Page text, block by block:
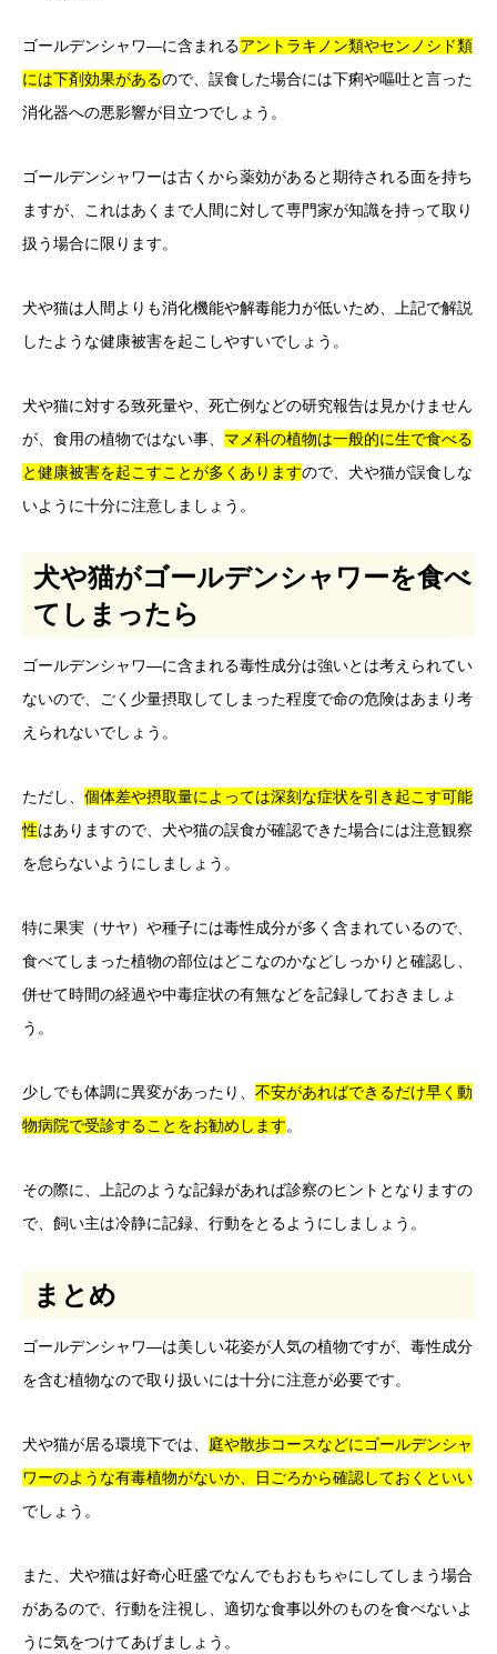
ゴールデンシャワ―に含まれるアントラキノン類やセンノシド類
には下剤効果があるので、誤食した場合には下痢や嘔吐と言った
消化器への悪影響が目立つでしょう。
ゴールデンシャワーは古くから薬効があると期待される面を持ち
ますが、これはあくまで人間に対して専門家が知識を持って取り
扱う場合に限ります。
犬や猫は人間よりも消化機能や解毒能力が低いため、上記で解説
したような健康被害を起こしやすいでしょう。
犬や猫に対する致死量や、死亡例などの研究報告は見かけません
が、食用の植物ではない事、 マメ科の植物は一般的に生で食べる
と健康被害を起こすことが多くありますので、犬や猫が誤食しな
いように十分に注意しましょう。
犬や猫がゴールデンシャワーを食べ
てしまったら
ゴールデンシャワ―に含まれる毒性成分は強いとは考えられてい
ないので、ごく少量摂取してしまった程度で命の危険はあまり考
えられないでしょう。
ただし、 個体差や摂取量によっては深刻な症状を引き起こす可能
性はありますので、犬や猫の誤食が確認できた場合には注意観察
を怠らないようにしましょう。
特に果実（サヤ）や種子には毒性成分が多く含まれているので、
食べてしまった植物の部位はどこなのかなどしっかりと確認し、
併せて時間の経過や中毒症状の有無などを記録しておきましょ
う。
少しでも体調に異変があったり、 不安があればできるだけ早く動
物病院で受診することをお勧めします。
その際に、上記のような記録があれば診察のヒントとなりますの
で、飼い主は冷静に記録、行動をとるようにしましょう。
まとめ
ゴールデンシャワ―は美しい花姿が人気の植物ですが、毒性成分
を含む植物なので取り扱いには十分に注意が必要です。
犬や猫が居る環境下では、 庭や散歩コースなどにゴールデンシャ
ワーのような有毒植物がないか、日ごろから確認しておくといい
でしょう。
また、犬や猫は好奇心旺盛でなんでもおもちゃにしてしまう場合
があるので、行動を注視し、適切な食事以外のものを食べないよ
うに気をつけてあげましょう。